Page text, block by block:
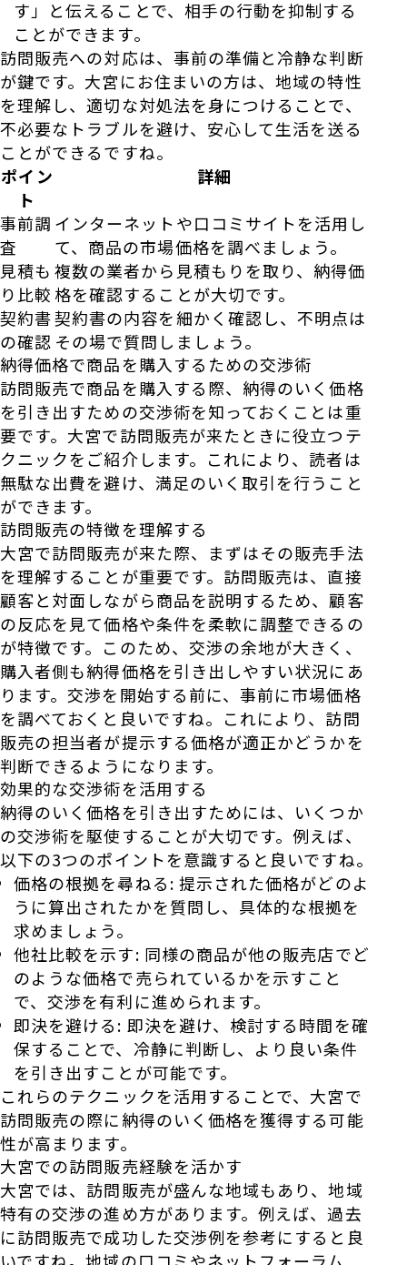
す」と伝えることで、相手の行動を抑制する
ことができます。
訪問販売への対応は、事前の準備と冷静な判断
が鍵です。大宮にお住まいの方は、地域の特性
を理解し、適切な対処法を身につけることで、
不必要なトラブルを避け、安心して生活を送る
ことができるですね。
ポイン
ト
詳細
事前調
査
インターネットや口コミサイトを活用し
て、商品の市場価格を調べましょう。
見積も
り比較
複数の業者から見積もりを取り、納得価
格を確認することが大切です。
契約書
の確認
契約書の内容を細かく確認し、不明点は
その場で質問しましょう。
納得価格で商品を購入するための交渉術
訪問販売で商品を購入する際、納得のいく価格
を引き出すための交渉術を知っておくことは重
要です。大宮で訪問販売が来たときに役立つテ
クニックをご紹介します。これにより、読者は
無駄な出費を避け、満足のいく取引を行うこと
ができます。
訪問販売の特徴を理解する
大宮で訪問販売が来た際、まずはその販売手法
を理解することが重要です。訪問販売は、直接
顧客と対面しながら商品を説明するため、顧客
の反応を見て価格や条件を柔軟に調整できるの
が特徴です。このため、交渉の余地が大きく、
購入者側も納得価格を引き出しやすい状況にあ
ります。交渉を開始する前に、事前に市場価格
を調べておくと良いですね。これにより、訪問
販売の担当者が提示する価格が適正かどうかを
判断できるようになります。
効果的な交渉術を活用する
納得のいく価格を引き出すためには、いくつか
の交渉術を駆使することが大切です。例えば、
以下の3つのポイントを意識すると良いですね。
価格の根拠を尋ねる: 提示された価格がどのよ
うに算出されたかを質問し、具体的な根拠を
求めましょう。
他社比較を示す: 同様の商品が他の販売店でど
のような価格で売られているかを示すこと
で、交渉を有利に進められます。
即決を避ける: 即決を避け、検討する時間を確
保することで、冷静に判断し、より良い条件
を引き出すことが可能です。
これらのテクニックを活用することで、大宮で
訪問販売の際に納得のいく価格を獲得する可能
性が高まります。
大宮での訪問販売経験を活かす
大宮では、訪問販売が盛んな地域もあり、地域
特有の交渉の進め方があります。例えば、過去
に訪問販売で成功した交渉例を参考にすると良